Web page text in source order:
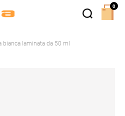
bianca laminata da 50 ml
0